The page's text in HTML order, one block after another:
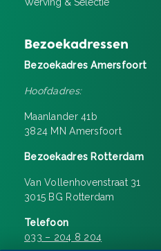
Bezoekadressen
Bezoekadres Amersfoort
Hoofdadres:
Maanlander 41b
3824 MN Amersfoort
Bezoekadres Rotterdam
Van Vollenhovenstraat 31
3015 BG Rotterdam
Telefoon
033 – 204 8 204